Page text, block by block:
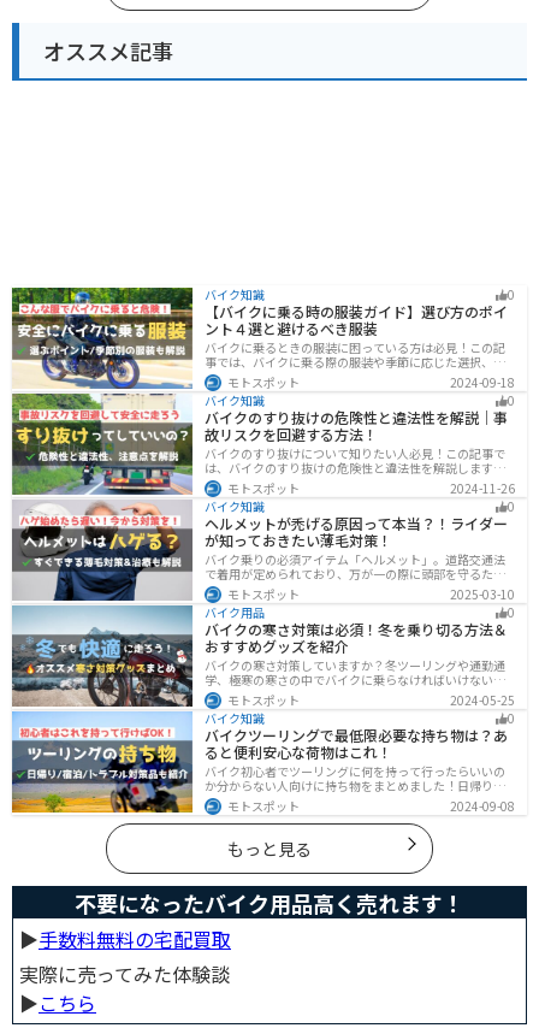
オススメ記事
バイク知識 0
【バイクに乗る時の服装ガイド】選び方のポイ
ント４選と避けるべき服装
バイクに乗るときの服装に困っている方は必見！この記
事では、バイクに乗る際の服装や季節に応じた選択、避
けるべき服装について解説しています。実は、安全性だ
けでなく、快適性も重要視することが大切です。この記
事を読めば、最適なバイクウェアを選ぶヒントが得られ
ます。
モトスポット
2024-09-18
バイク知識
0
バイクのすり抜けの危険性と違法性を解説｜事
故リスクを回避する方法！
バイクのすり抜けについて知りたい人必見！この記事で
は、バイクのすり抜けの危険性と違法性を解説します。
実は、すり抜けによる事故のリスクは想像以上に高いで
す。記事を参考にすり抜けのリスクを理解し、安全運転
に努めましょう。
モトスポット
2024-11-26
バイク知識
0
ヘルメットが禿げる原因って本当？！ライダー
が知っておきたい薄毛対策！
バイク乗りの必須アイテム「ヘルメット」。道路交通法
で着用が定められており、万が一の際に頭部を守るため
に被るものです。しかし、「ヘルメットが原因で禿げた
らどうしよう」と心配しているライダーもいるのではな
いでしょうか。ライダーヘルメットが禿げる原因になる
って本当かな・・・ライダーバイクには乗りたいけど抜
け毛が増えたら困る！ライダーツーリング後に髪のボリ
ュームが減った気がするけど、蒸れは禿げる原因にな
る？今回はこのような疑問、お悩みにお答えしていきま
す。薄毛が気になるライダーの方はぜひ最後までご覧く
ださい。モトスポットヘルメットで禿げ
モトスポット
2025-03-10
バイク用品
0
バイクの寒さ対策は必須！冬を乗り切る方法＆
おすすめグッズを紹介
バイクの寒さ対策していますか？冬ツーリングや通勤通
学、極寒の寒さの中でバイクに乗らなければいけない時
でも快適に乗る方法をまとめました！オススメの寒さ対
策グッズも紹介しているので、これで寒い冬でも快適に
バイクに乗りましょう！
モトスポット
2024-05-25
バイク知識
0
バイクツーリングで最低限必要な持ち物は？あ
ると便利安心な荷物はこれ！
バイク初心者でツーリングに何を持って行ったらいいの
か分からない人向けに持ち物をまとめました！日帰りや1
泊以上の日数別、トラブル対策やメンテ用品、出先であ
ると便利なアイテムまで全て解説しています。アレを忘
れた！持ってきたけど使わなかったなど出先で困らない
よう自分に必要な荷物を把握しておきましょう。
モトスポット 2024-09-08
もっと見る
不要になったバイク用品高く売れます！
▶︎手数料無料の宅配買取
実際に売ってみた体験談
▶︎こちら